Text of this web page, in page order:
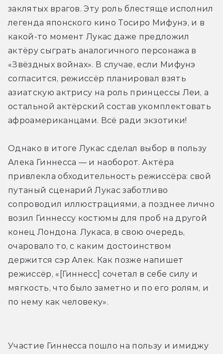
заклятых врагов. Эту роль блестяще исполнил
легенда японского кино Тосиро Мифунэ, и в
какой-то момент Лукас даже предложил
актёру сыграть аналогичного персонажа в
«Звёздных войнах». В случае, если Мифунэ
согласится, режиссёр планировал взять
азиатскую актрису на роль принцессы Леи, а
остальной актёрский состав укомплектовать
афроамериканцами. Всё ради экзотики!
Однако в итоге Лукас сделал выбор в пользу
Алека Гиннесса — и наоборот. Актёра
привлекла обходительность режиссёра: свой
путаный сценарий Лукас заботливо
сопроводил иллюстрациями, а позднее лично
возил Гиннессу костюмы для проб на другой
конец Лондона. Лукаса, в свою очередь,
очаровало то, с каким достоинством
держится сэр Алек. Как позже напишет
режиссёр, « [Гиннесс] сочетал в себе силу и
мягкость, что было заметно и по его ролям, и
по нему как человеку».
Участие Гиннесса пошло на пользу и имиджу